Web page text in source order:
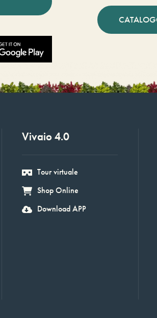
Vivaio 4.0
Tour virtuale
Shop Online
Download APP